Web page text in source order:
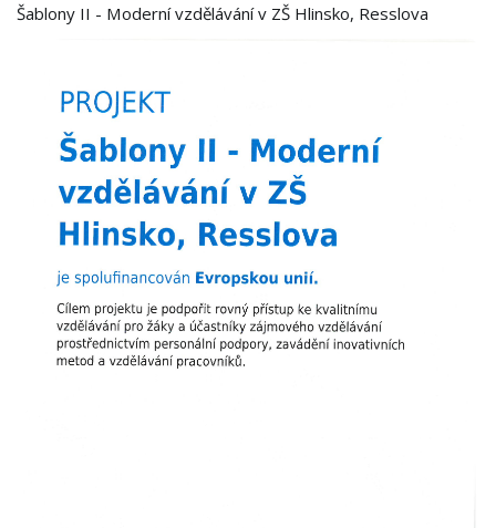
Šablony II - Moderní vzdělávání v ZŠ Hlinsko, Resslova